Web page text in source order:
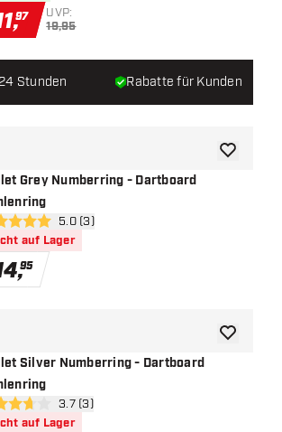
,97 UVP:
19,95
hinzufügen
Grey Numberring - Dartboard
Bewertungsbereich öffnen
5.0 (3)
auf Lager
,95
Zur
hinzufügen
Silver Numberring - Dartboard
Bewertungsbereich öffnen
3.7 (3)
auf Lager
Zur
Stunden Rabatte für Kunden